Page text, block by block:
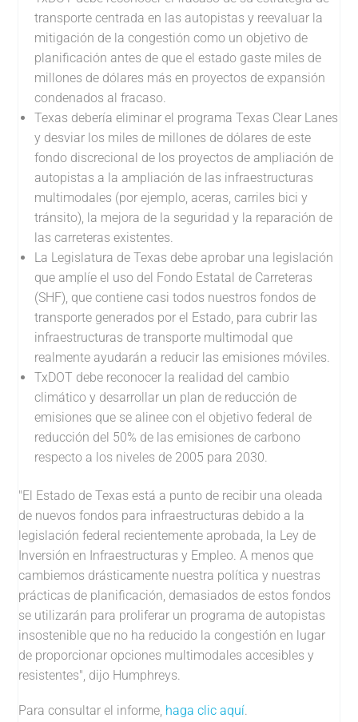
transporte centrada en las autopistas y reevaluar la
mitigación de la congestión como un objetivo de
planificación antes de que el estado gaste miles de
millones de dólares más en proyectos de expansión
condenados al fracaso.
Texas debería eliminar el programa Texas Clear Lanes
y desviar los miles de millones de dólares de este
fondo discrecional de los proyectos de ampliación de
autopistas a la ampliación de las infraestructuras
multimodales (por ejemplo, aceras, carriles bici y
tránsito), la mejora de la seguridad y la reparación de
las carreteras existentes.
La Legislatura de Texas debe aprobar una legislación
que amplíe el uso del Fondo Estatal de Carreteras
(SHF), que contiene casi todos nuestros fondos de
transporte generados por el Estado, para cubrir las
infraestructuras de transporte multimodal que
realmente ayudarán a reducir las emisiones móviles.
TxDOT debe reconocer la realidad del cambio
climático y desarrollar un plan de reducción de
emisiones que se alinee con el objetivo federal de
reducción del 50% de las emisiones de carbono
respecto a los niveles de 2005 para 2030.
"El Estado de Texas está a punto de recibir una oleada
de nuevos fondos para infraestructuras debido a la
legislación federal recientemente aprobada, la Ley de
Inversión en Infraestructuras y Empleo. A menos que
cambiemos drásticamente nuestra política y nuestras
prácticas de planificación, demasiados de estos fondos
se utilizarán para proliferar un programa de autopistas
insostenible que no ha reducido la congestión en lugar
de proporcionar opciones multimodales accesibles y
resistentes", dijo Humphreys.
Para consultar el informe, haga clic aquí.